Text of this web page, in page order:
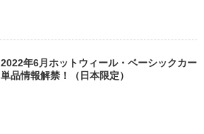
2022年6月ホットウィール・ベーシックカー
単品情報解禁！（日本限定）